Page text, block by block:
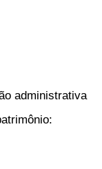
administrativa